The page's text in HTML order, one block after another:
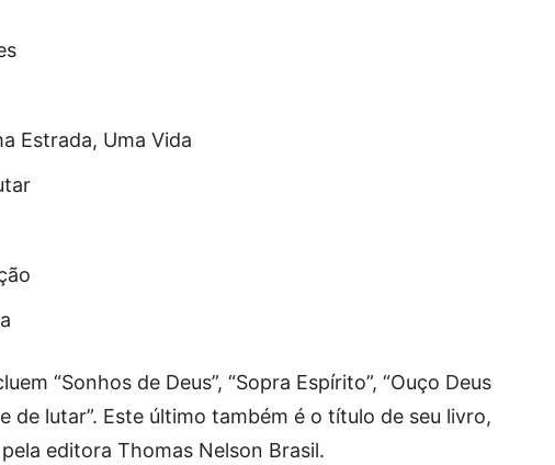
Estrada, Uma Vida
“Sonhos de Deus”, “Sopra Espírito”, “Ouço Deus
de lutar”. Este último também é o título de seu livro,
editora Thomas Nelson Brasil.